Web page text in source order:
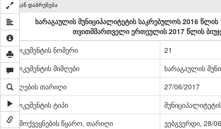
უკან დაბრუნება
ხარაგაულის მუნიციპალიტეტის საკრებულოს 2016
თვითმმართველი ერთეულის 2017 წლის
დოკუმენტის ნომერი
21
დოკუმენტის მიმღები
ხარაგაულის
მიღების თარიღი
27/06/2017
დოკუმენტის ტიპი
გამოქვეყნების წყარო, თარიღი
ვებგვერდი, 28/